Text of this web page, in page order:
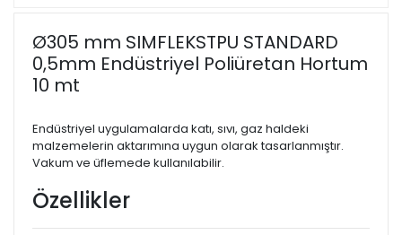
Ø305 mm SIMFLEKSTPU STANDARD
0,5mm Endüstriyel Poliüretan Hortum
10 mt
Endüstriyel uygulamalarda katı, sıvı, gaz haldeki
malzemelerin aktarımına uygun olarak tasarlanmıştır.
Vakum ve üflemede kullanılabilir.
Özellikler